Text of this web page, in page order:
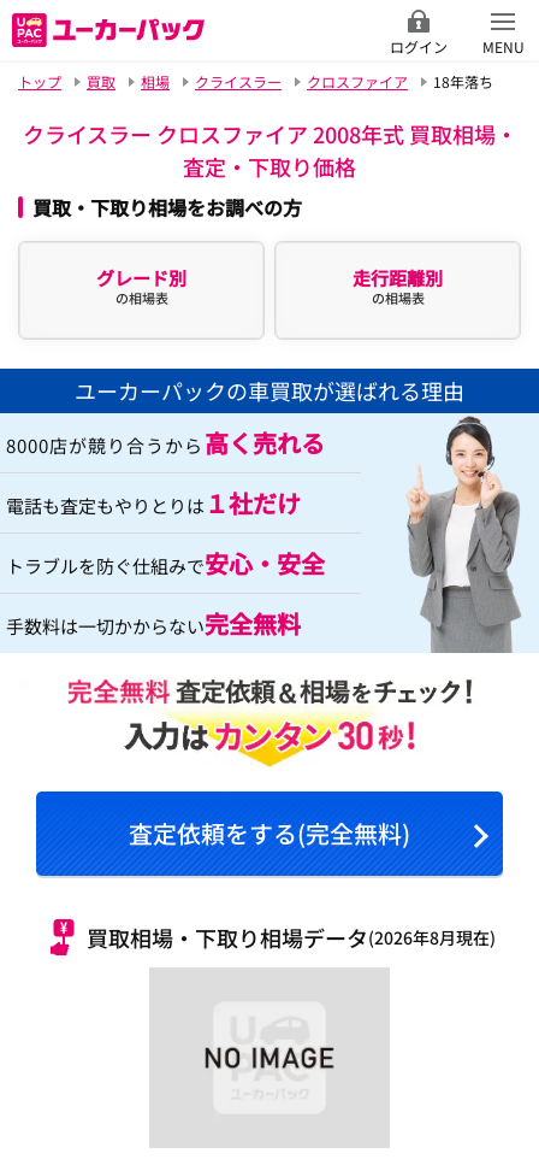
ログイン
MENU
トップ
買取 相場 クライスラー クロスファイア 18年落ち
クライスラー クロスファイア 2008年式 買取相場・
査定・下取り価格
買取・下取り相場をお調べの方
グレード別
の相場表
走行距離別
の相場表
ユーカーパックの車買取が選ばれる理由
8000店が競り合うから 高く売れる
電話も査定もやりとりは １社だけ
トラブルを防ぐ仕組みで安心・安全
手数料は一切かからない完全無料
査定依頼をする(完全無料)
買取相場・下取り相場データ(2026年8月現在)